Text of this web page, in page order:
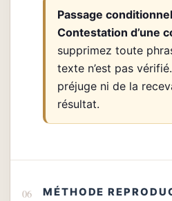
Passage
Contestation d’une
supprimez toute
texte n’est pas
préjuge ni de la
résultat.
MÉTHODE